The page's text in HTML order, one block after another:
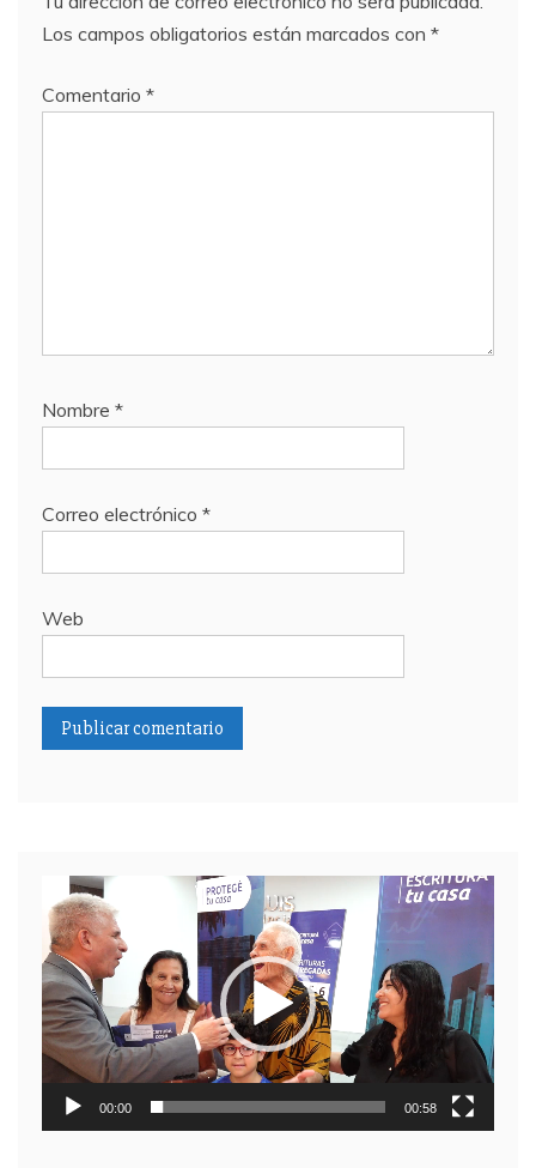
Los campos obligatorios están marcados con *
Comentario *
Nombre *
Correo electrónico *
Web
Reproductor
de
video
00:00 00:58